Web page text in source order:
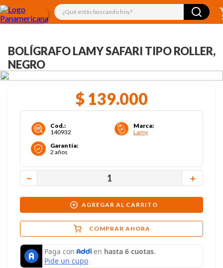
¿Qué estás buscando hoy?
BOLÍGRAFO LAMY SAFARI TIPO ROLLER,
NEGRO
$ 139.000
Cod.:
140932
Marca:
Lamy
Garantía:
2 años
＋
－
AGREGAR AL CARRITO
COMPRAR AHORA